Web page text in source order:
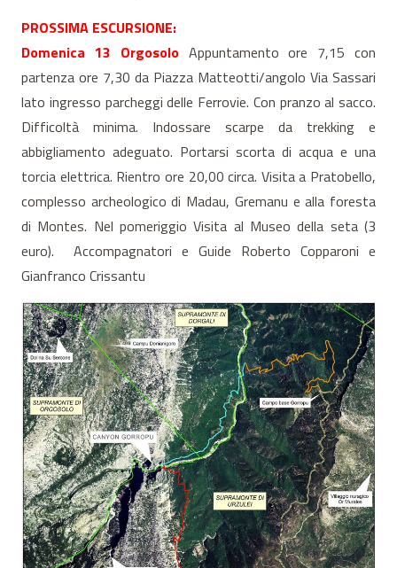
PROSSIMA ESCURSIONE:
Domenica 13 OrgosoloAppuntamento ore 7,15 con
partenza ore 7,30 da Piazza Matteotti/angolo Via Sassari
lato ingresso parcheggi delle Ferrovie. Con pranzo al sacco.
Difficoltà minima. Indossare scarpe da trekking e
abbigliamento adeguato. Portarsi scorta di acqua e una
torcia elettrica. Rientro ore 20,00 circa. Visita a Pratobello,
complesso archeologico di Madau, Gremanu e alla foresta
di Montes. Nel pomeriggio Visita al Museo della seta (3
euro). Accompagnatori e Guide Roberto Copparoni e
Gianfranco Crissantu